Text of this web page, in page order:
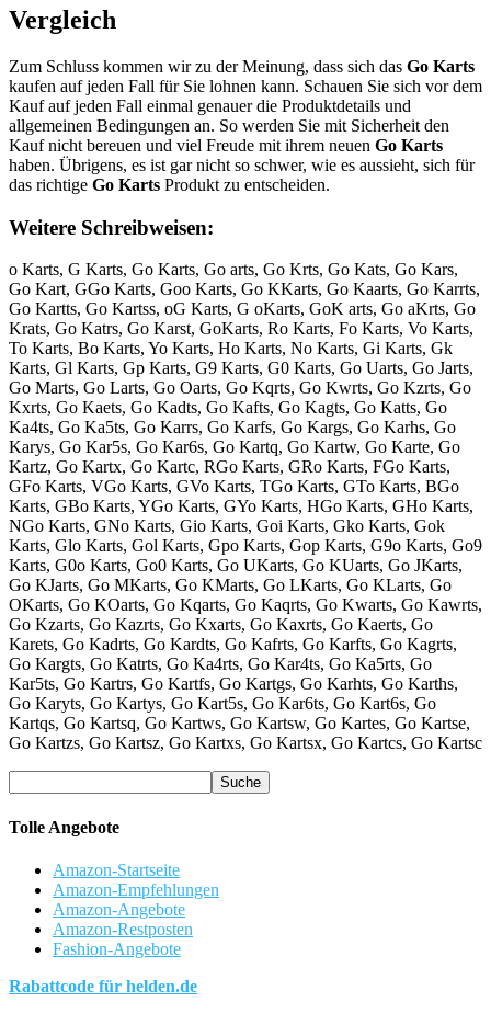
Vergleich
Zum Schluss kommen wir zu der Meinung, dass sich das Go Karts
kaufen auf jeden Fall für Sie lohnen kann. Schauen Sie sich vor dem
Kauf auf jeden Fall einmal genauer die Produktdetails und
allgemeinen Bedingungen an. So werden Sie mit Sicherheit den
Kauf nicht bereuen und viel Freude mit ihrem neuen Go Karts
haben. Übrigens, es ist gar nicht so schwer, wie es aussieht, sich für
das richtige Go Karts Produkt zu entscheiden.
Weitere Schreibweisen:
o Karts, G Karts, Go Karts, Go arts, Go Krts, Go Kats, Go Kars,
Go Kart, GGo Karts, Goo Karts, Go KKarts, Go Kaarts, Go Karrts,
Go Kartts, Go Kartss, oG Karts, G oKarts, GoK arts, Go aKrts, Go
Krats, Go Katrs, Go Karst, GoKarts, Ro Karts, Fo Karts, Vo Karts,
To Karts, Bo Karts, Yo Karts, Ho Karts, No Karts, Gi Karts, Gk
Karts, Gl Karts, Gp Karts, G9 Karts, G0 Karts, Go Uarts, Go Jarts,
Go Marts, Go Larts, Go Oarts, Go Kqrts, Go Kwrts, Go Kzrts, Go
Kxrts, Go Kaets, Go Kadts, Go Kafts, Go Kagts, Go Katts, Go
Ka4ts, Go Ka5ts, Go Karrs, Go Karfs, Go Kargs, Go Karhs, Go
Karys, Go Kar5s, Go Kar6s, Go Kartq, Go Kartw, Go Karte, Go
Kartz, Go Kartx, Go Kartc, RGo Karts, GRo Karts, FGo Karts,
GFo Karts, VGo Karts, GVo Karts, TGo Karts, GTo Karts, BGo
Karts, GBo Karts, YGo Karts, GYo Karts, HGo Karts, GHo Karts,
NGo Karts, GNo Karts, Gio Karts, Goi Karts, Gko Karts, Gok
Karts, Glo Karts, Gol Karts, Gpo Karts, Gop Karts, G9o Karts, Go9
Karts, G0o Karts, Go0 Karts, Go UKarts, Go KUarts, Go JKarts,
Go KJarts, Go MKarts, Go KMarts, Go LKarts, Go KLarts, Go
OKarts, Go KOarts, Go Kqarts, Go Kaqrts, Go Kwarts, Go Kawrts,
Go Kzarts, Go Kazrts, Go Kxarts, Go Kaxrts, Go Kaerts, Go
Karets, Go Kadrts, Go Kardts, Go Kafrts, Go Karfts, Go Kagrts,
Go Kargts, Go Katrts, Go Ka4rts, Go Kar4ts, Go Ka5rts, Go
Kar5ts, Go Kartrs, Go Kartfs, Go Kartgs, Go Karhts, Go Karths,
Go Karyts, Go Kartys, Go Kart5s, Go Kar6ts, Go Kart6s, Go
Kartqs, Go Kartsq, Go Kartws, Go Kartsw, Go Kartes, Go Kartse,
Go Kartzs, Go Kartsz, Go Kartxs, Go Kartsx, Go Kartcs, Go Kartsc
Tolle Angebote
Amazon-Startseite
Amazon-Empfehlungen
Amazon-Angebote
Amazon-Restposten
Fashion-Angebote
Rabattcode für helden.de